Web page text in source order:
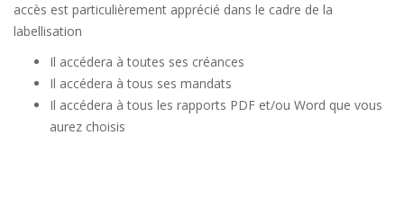
accès est particulièrement apprécié dans le cadre de la
labellisation
Il accédera à toutes ses créances
Il accédera à tous ses mandats
Il accédera à tous les rapports PDF et/ou Word que vous
aurez choisis